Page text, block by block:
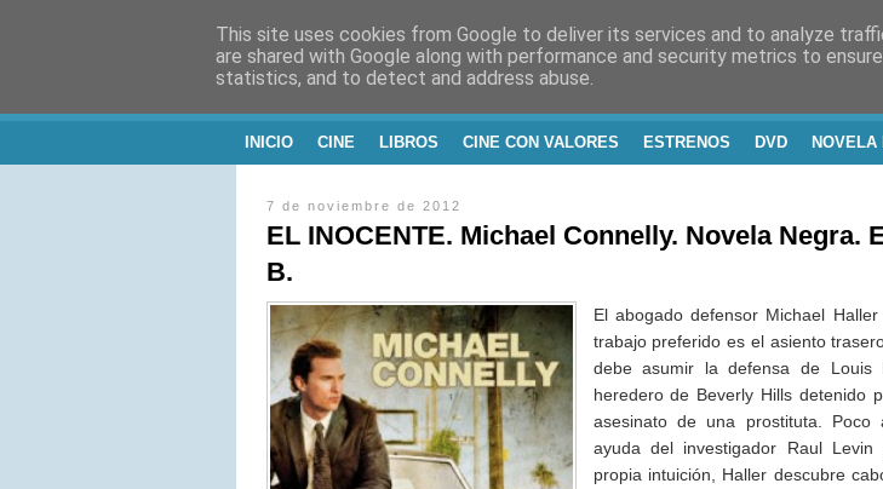
CINE, LITERATURA Y VIDA
Blog de Cine y Libros
INICIO CINE LIBROS CINE CON VALORES ESTRENOS DVD NOVELA
7 de noviembre de 2012
EL INOCENTE. Michael Connelly. Novela Negra.
B.
El abogado defensor Michael
trabajo preferido es el asiento
debe asumir la defensa de Louis
heredero de Beverly Hills detenido
asesinato de una prostituta.
ayuda del investigador Raul
propia intuición, Haller descubre
This site uses cookies from Google to deliver its services and to analyze
are shared with Google along with performance and security metrics to
statistics, and to detect and address abuse.